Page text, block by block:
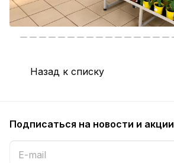
Назад к списку
Подписаться на новости и акции